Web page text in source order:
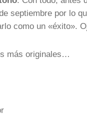
septiembre por lo
como un «éxito».
más originales…